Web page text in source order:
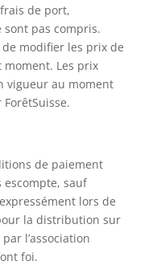
de port,
sont pas compris.
modifier les prix de
Les prix
vigueur au moment
de paiement
sauf
lors de
la distribution sur
l’association
foi.